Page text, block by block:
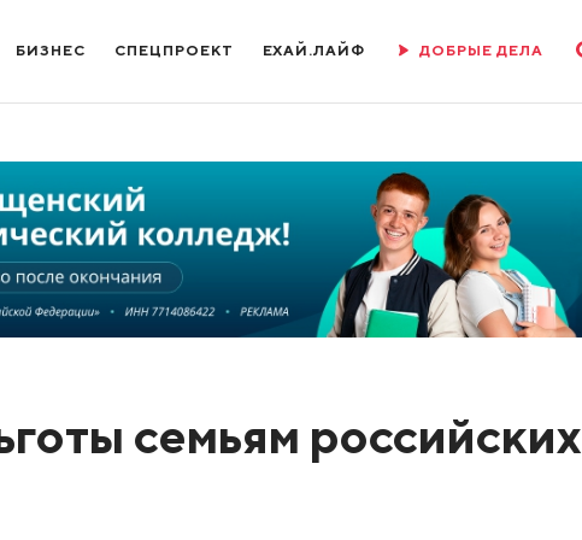
БИЗНЕС СПЕЦПРОЕКТ ЕХАЙ.ЛАЙФ ДОБРЫЕ ДЕЛА
семьям российских